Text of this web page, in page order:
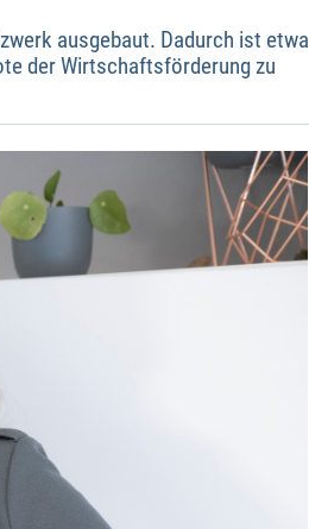
ausgebaut. Dadurch ist etwa
der Wirtschaftsförderung zu